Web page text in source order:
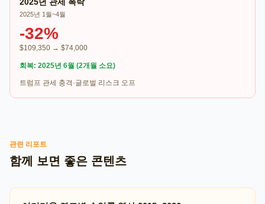
2025년 1월~4월
-32%
$109,350 → $74,000
회복: 2025년 6월 (2개월 소요)
트럼프 관세 충격·글로벌 리스크 오프
관련 리포트
함께 보면 좋은 콘텐츠